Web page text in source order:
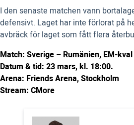
I den senaste matchen vann
defensivt. Laget har inte förlorat på
avbräck för laget som fått flera
Match: Sverige – Rumänien, EM-
Datum & tid: 23 mars, kl. 18:00.
Arena: Friends Arena, Stockholm
Stream: CMore